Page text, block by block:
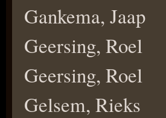
Gankema, Jaap
Geersing, Roel
Geersing, Roel
Gelsem, Rieks